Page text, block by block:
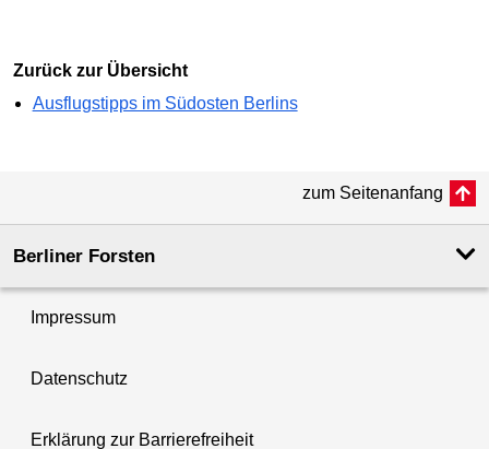
Zurück zur Übersicht
Ausflugstipps im Südosten Berlins
zum Seitenanfang
Berliner Forsten
Impressum
Datenschutz
Erklärung zur Barrierefreiheit